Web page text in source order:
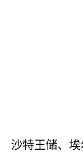
沙特王储、